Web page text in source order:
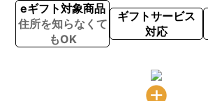
eギフト対象商品
住所を知らなくて
もOK
ギフトサービス
対応